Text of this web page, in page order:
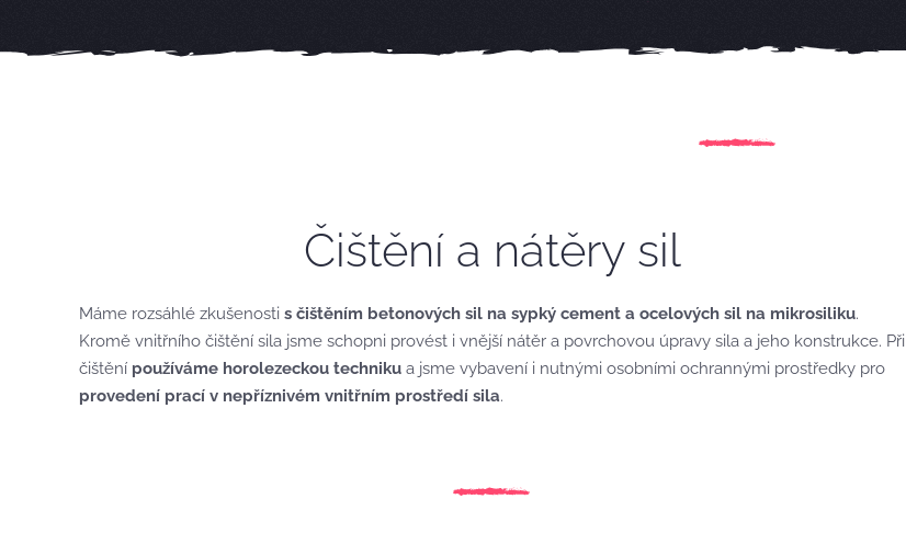
Čištění a nátěry sil
Máme rozsáhlé zkušenosti s čištěním betonových sil na sypký cement a ocelových sil na mikrosiliku.
Kromě vnitřního čištění sila jsme schopni provést i vnější nátěr a povrchovou úpravy sila a jeho konstrukce. Při
čištění používáme horolezeckou techniku a jsme vybavení i nutnými osobními ochrannými prostředky pro
provedení prací v nepříznivém vnitřním prostředí sila.